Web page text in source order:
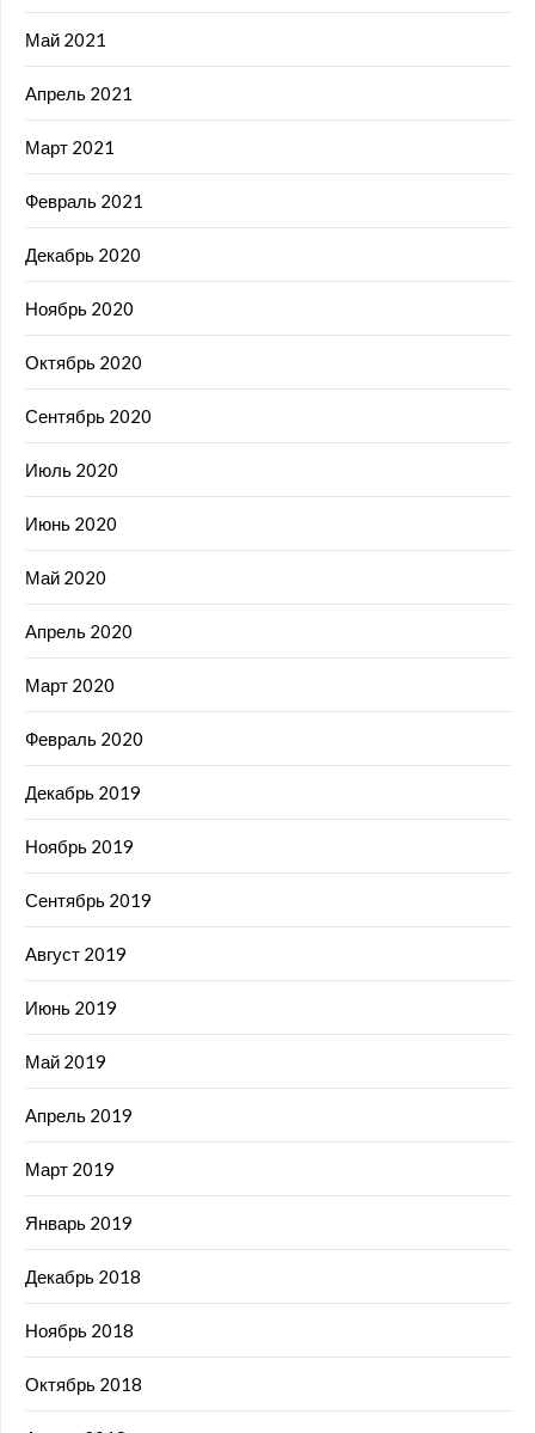
Май 2021
Апрель 2021
Март 2021
Февраль 2021
Декабрь 2020
Ноябрь 2020
Октябрь 2020
Сентябрь 2020
Июль 2020
Июнь 2020
Май 2020
Апрель 2020
Март 2020
Февраль 2020
Декабрь 2019
Ноябрь 2019
Сентябрь 2019
Август 2019
Июнь 2019
Май 2019
Апрель 2019
Март 2019
Январь 2019
Декабрь 2018
Ноябрь 2018
Октябрь 2018